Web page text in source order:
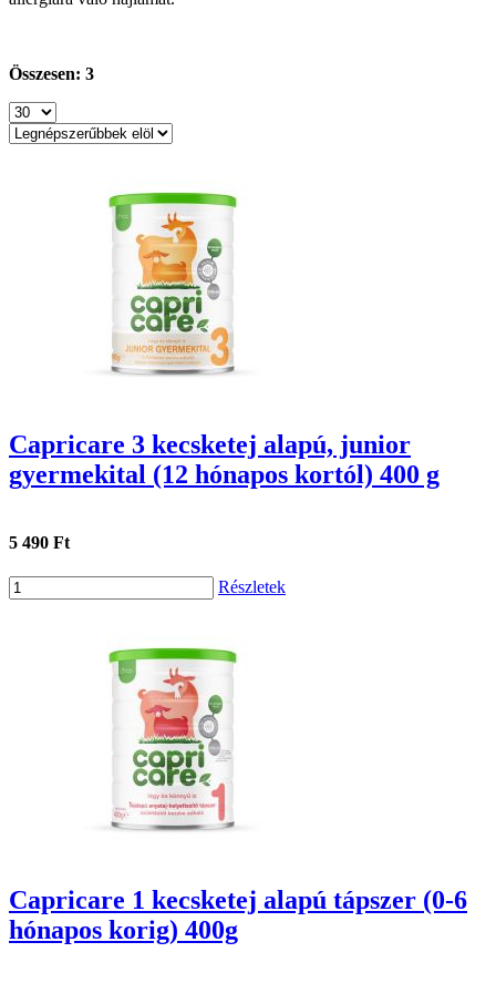
Összesen: 3
Capricare 3 kecsketej alapú, junior
gyermekital (12 hónapos kortól) 400 g
5 490 Ft
Részletek
Capricare 1 kecsketej alapú tápszer (0-6
hónapos korig) 400g